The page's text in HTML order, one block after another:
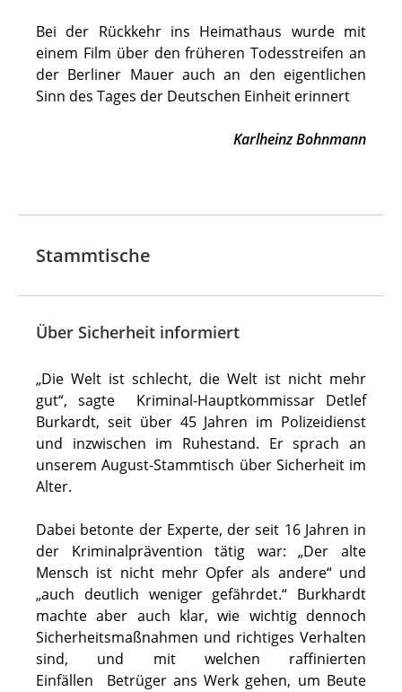
Bei der Rückkehr ins Heimathaus wurde mit
einem Film über den früheren Todesstreifen an
der Berliner Mauer auch an den eigentlichen
Sinn des Tages der Deutschen Einheit erinnert
Karlheinz Bohnmann
Stammtische
Über Sicherheit informiert
„Die Welt ist schlecht, die Welt ist nicht mehr
gut“, sagte Kriminal-Hauptkommissar Detlef
Burkardt, seit über 45 Jahren im Polizeidienst
und inzwischen im Ruhestand. Er sprach an
unserem August-Stammtisch über Sicherheit im
Alter.
Dabei betonte der Experte, der seit 16 Jahren in
der Kriminalprävention tätig war: „Der alte
Mensch ist nicht mehr Opfer als andere“ und
„auch deutlich weniger gefährdet.“ Burkhardt
machte aber auch klar, wie wichtig dennoch
Sicherheitsmaßnahmen und richtiges Verhalten
sind, und mit welchen raffinierten
Einfällen Betrüger ans Werk gehen, um Beute